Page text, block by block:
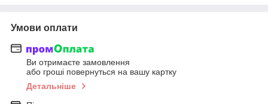
Умови оплати
Ви отримаєте замовлення
або гроші повернуться на вашу картку
Детальніше